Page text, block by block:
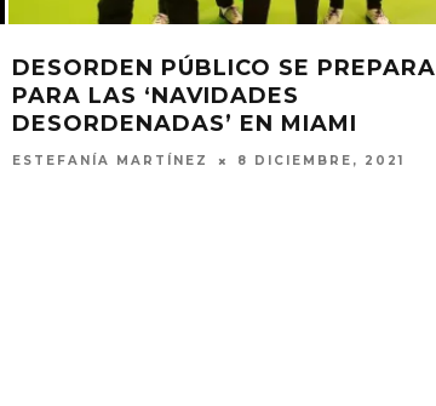
DESORDEN PÚBLICO SE PREPARA
PARA LAS ‘NAVIDADES
DESORDENADAS’ EN MIAMI
ESTEFANÍA MARTÍNEZ 8 DICIEMBRE, 2021